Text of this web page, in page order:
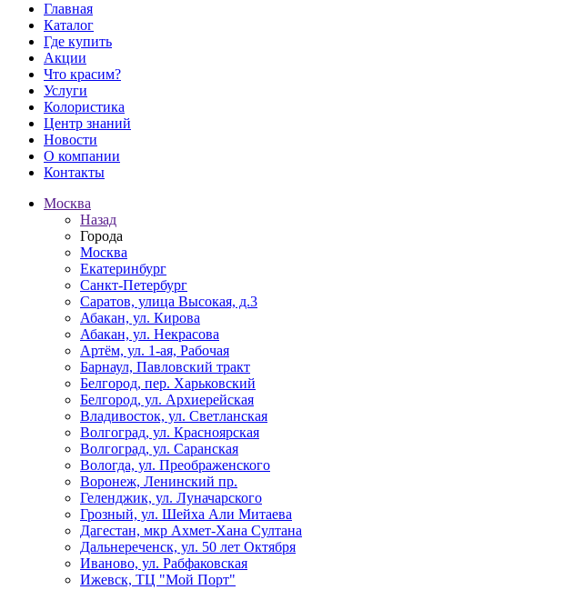
Главная
Каталог
Где купить
Акции
Что красим?
Услуги
Колористика
Центр знаний
Новости
О компании
Контакты
Москва
Назад
Города
Москва
Екатеринбург
Санкт-Петербург
Саратов, улица Высокая, д.3
Абакан, ул. Кирова
Абакан, ул. Некрасова
Артём, ул. 1-ая, Рабочая
Барнаул, Павловский тракт
Белгород, пер. Харьковский
Белгород, ул. Архиерейская
Владивосток, ул. Светланская
Волгоград, ул. Красноярская
Волгоград, ул. Саранская
Вологда, ул. Преображенского
Воронеж, Ленинский пр.
Геленджик, ул. Луначарского
Грозный, ул. Шейха Али Митаева
Дагестан, мкр Ахмет-Хана Султана
Дальнереченск, ул. 50 лет Октября
Иваново, ул. Рабфаковская
Ижевск, ТЦ "Мой Порт"